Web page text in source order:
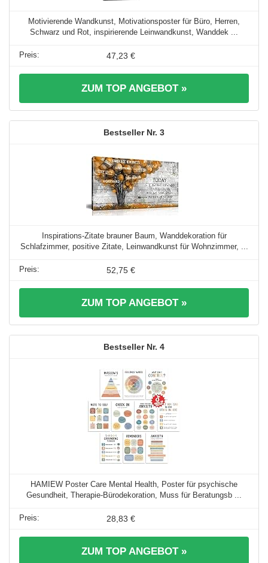
Motivierende Wandkunst, Motivationsposter für Büro, Herren,
Schwarz und Rot, inspirierende Leinwandkunst, Wanddek ...
47,23 €
ZUM TOP ANGEBOT »
3
Inspirations-Zitate brauner Baum, Wanddekoration für
Schlafzimmer, positive Zitate, Leinwandkunst für Wohnzimmer, ...
52,75 €
ZUM TOP ANGEBOT »
4
HAMIEW Poster Care Mental Health, Poster für psychische
Gesundheit, Therapie-Bürodekoration, Muss für Beratungsb ...
28,83 €
ZUM TOP ANGEBOT »